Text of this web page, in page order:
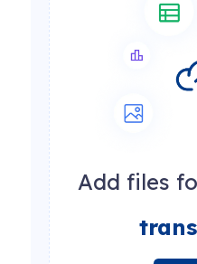
Add files